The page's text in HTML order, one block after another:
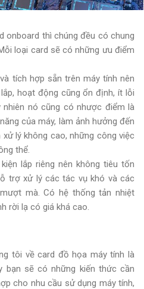
onboard thì chúng đều có chung
loại card sẽ có những ưu điểm
tích hợp sẵn trên máy tính nên
hoạt động cũng ổn định, ít lỗi
nhiên nó cũng có nhược điểm là
của máy, làm ảnh hưởng đến
lý không cao, những công việc
thể.
lắp riêng nên không tiêu tốn
trợ xử lý các tác vụ khó và các
mà. Có hệ thống tản nhiệt
rời lạ có giá khá cao.
tôi về card đồ họa máy tính là
bạn sẽ có những kiến thức cần
cho nhu cầu sử dụng máy tính,